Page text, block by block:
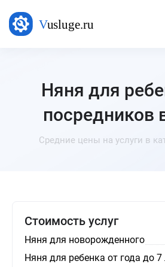
Няня для
посредников
Средние цены на услуги в
Стоимость услуг
Няня для новорожденного
Няня для ребенка от года до 7